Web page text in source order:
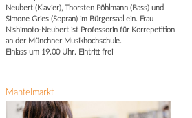
Neubert (Klavier), Thorsten Pöhlmann (Bass) und
Simone Gries (Sopran) im Bürgersaal ein. Frau
Nishimoto-Neubert ist Professorin für Korrepetition
an der Münchner Musikhochschule.
Einlass um 19.00 Uhr. Eintritt frei
Mantelmarkt